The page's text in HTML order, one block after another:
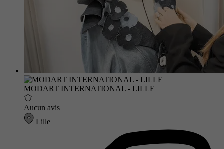
MODART INTERNATIONAL - LILLE
Aucun avis
Lille